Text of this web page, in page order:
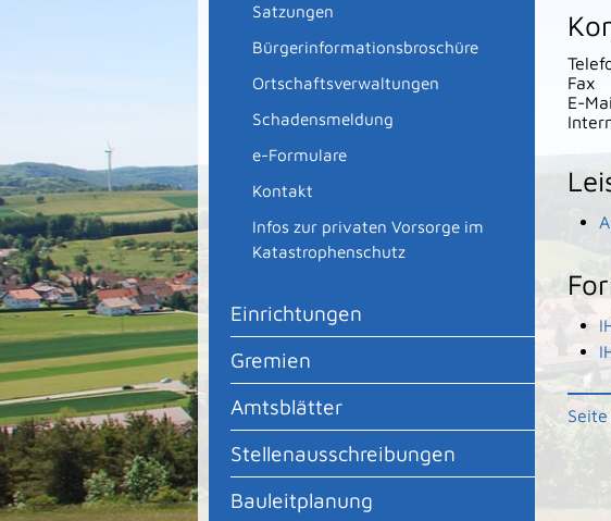
Satzungen
Bürgerinformationsbroschüre
Ortschaftsverwaltungen
Schadensmeldung
e-Formulare
Kontakt
Infos zur privaten Vorsorge im
Katastrophenschutz
Einrichtungen
Gremien
Amtsblätter
Stellenausschreibungen
Bauleitplanung
Fax
E-